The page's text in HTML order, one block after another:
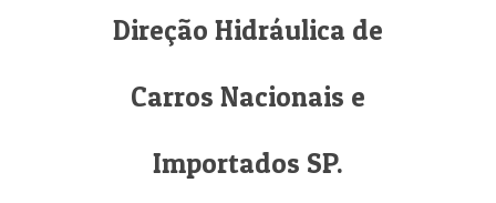
Direção Hidráulica de
Carros Nacionais e
Importados SP.